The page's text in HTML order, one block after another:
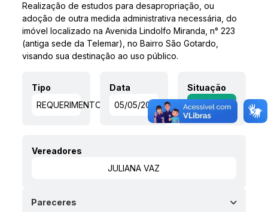
Realização de estudos para desapropriação, ou
adoção de outra medida administrativa necessária, do
imóvel localizado na Avenida Lindolfo Miranda, n° 223
(antiga sede da Telemar), no Bairro São Gotardo,
visando sua destinação ao uso público.
Tipo
REQUERIMENTO
Data
05/05/2026
Situação
APROVADO
Vereadores
JULIANA VAZ
Pareceres